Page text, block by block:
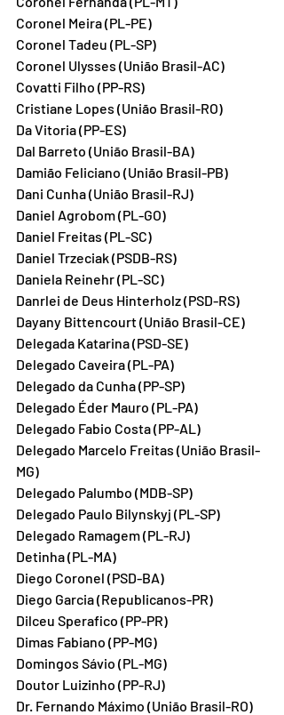
Coronel Meira (PL-PE)
Coronel Tadeu (PL-SP)
Coronel Ulysses (União Brasil-AC)
Covatti Filho (PP-RS)
Cristiane Lopes (União Brasil-RO)
Da Vitoria (PP-ES)
Dal Barreto (União Brasil-BA)
Damião Feliciano (União Brasil-PB)
Dani Cunha (União Brasil-RJ)
Daniel Agrobom (PL-GO)
Daniel Freitas (PL-SC)
Daniel Trzeciak (PSDB-RS)
Daniela Reinehr (PL-SC)
Danrlei de Deus Hinterholz (PSD-RS)
Dayany Bittencourt (União Brasil-CE)
Delegada Katarina (PSD-SE)
Delegado Caveira (PL-PA)
Delegado da Cunha (PP-SP)
Delegado Éder Mauro (PL-PA)
Delegado Fabio Costa (PP-AL)
Delegado Marcelo Freitas (União Brasil-
MG)
Delegado Palumbo (MDB-SP)
Delegado Paulo Bilynskyj (PL-SP)
Delegado Ramagem (PL-RJ)
Detinha (PL-MA)
Diego Coronel (PSD-BA)
Diego Garcia (Republicanos-PR)
Dilceu Sperafico (PP-PR)
Dimas Fabiano (PP-MG)
Domingos Sávio (PL-MG)
Doutor Luizinho (PP-RJ)
Dr. Fernando Máximo (União Brasil-RO)